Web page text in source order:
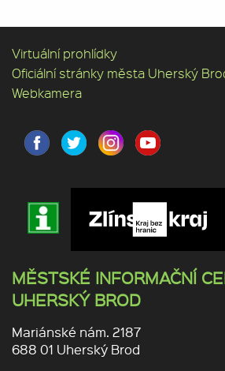
Virtuální prohlídky
Oficiální stránky města Uherský
Webkamera
MĚSTSKÉ INFORMAČNÍ
UHERSKÝ BROD
Mariánské nám. 2187
688 01 Uherský Brod